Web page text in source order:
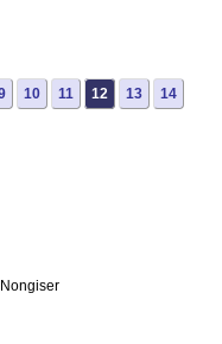
10 11 12 13 14